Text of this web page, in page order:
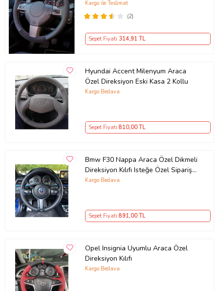
yüzüklü ( 38×10.5CM )
(2)
Kargo ile Teslimat
Sepet Fiyatı 314,91 TL
Hyundai Accent Milenyum Araca
Özel Direksiyon Eski Kasa 2 Kollu
Kargo Bedava
Sepet Fiyatı 810,00 TL
Bmw F30 Nappa Araca Özel Dikmeli
Direksiyon Kılıfı Isteğe Özel Sipariş
Yapmıyorum
Kargo Bedava
Sepet Fiyatı 891,00 TL
Opel Insignia Uyumlu Araca Özel
Direksiyon Kılıfı
Kargo Bedava